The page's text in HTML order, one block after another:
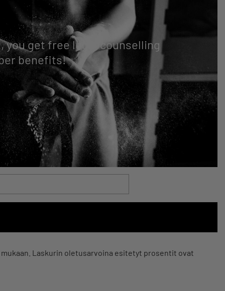
you get free legal counselling
benefits!
Laskurin oletusarvoina esitetyt prosentit ovat